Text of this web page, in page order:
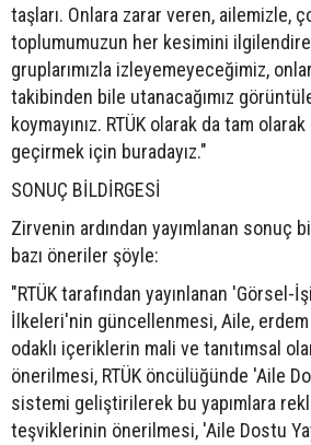
taşları. Onlara zarar veren, ailemizle,
toplumumuzun her kesimini
gruplarımızla izleyemeyeceğimiz,
takibinden bile utanacağımız
koymayınız. RTÜK olarak da tam
geçirmek için buradayız."
SONUÇ BİLDİRGESİ
Zirvenin ardından yayımlanan sonuç
bazı öneriler şöyle:
"RTÜK tarafından yayınlanan 'Görsel-
İlkeleri'nin güncellenmesi, Aile, erdem
odaklı içeriklerin mali ve tanıtımsal
önerilmesi, RTÜK öncülüğünde 'Aile
sistemi geliştirilerek bu yapımlara
teşviklerinin önerilmesi, 'Aile Dostu